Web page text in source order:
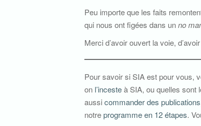
Peu importe que les faits
qui nous ont figées dans unno
Merci d’avoir ouvert la voie,
Pour savoir si SIA est pour vous,
on l’incesteà SIA, ou quelles sont
aussicommander des publications
notreprogramme en 12 étapes.